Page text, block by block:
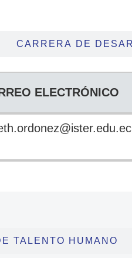
CARRERA DE
ELECTRÓNICO
ELECTRÓNICO
TALENTO HUMANO